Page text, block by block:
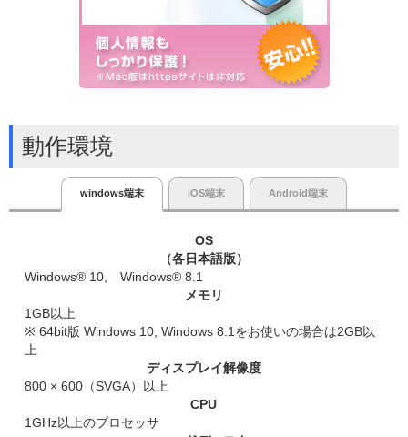
動作環境
windows端末 iOS端末 Android端末
OS
（各日本語版）
Windows® 10, Windows® 8.1
メモリ
1GB以上
※ 64bit版 Windows 10, Windows 8.1をお使いの場合は2GB以
上
ディスプレイ解像度
800 × 600（SVGA）以上
CPU
1GHz以上のプロセッサ